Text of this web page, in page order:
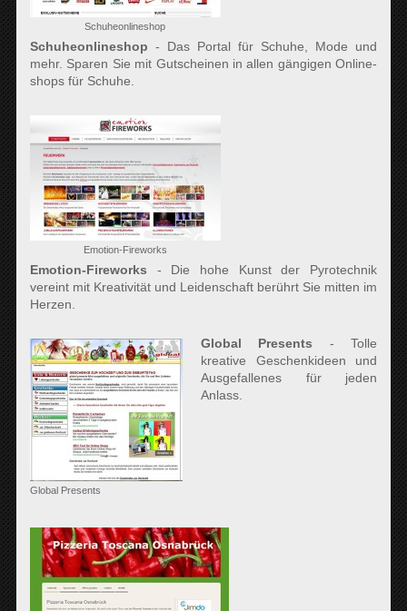
Schuheonlineshop
Schuheonlineshop - Das Portal für Schuhe, Mode und
mehr. Sparen Sie mit Gutscheinen in allen gängigen Online-
shops für Schuhe.
Emotion-Fireworks
Emotion-Fireworks - Die hohe Kunst der Pyrotechnik
vereint mit Kreativität und Leidenschaft berührt Sie mitten im
Herzen.
Global Presents
Global Presents - Tolle
kreative Geschenkideen und
Ausgefallenes für jeden
Anlass.